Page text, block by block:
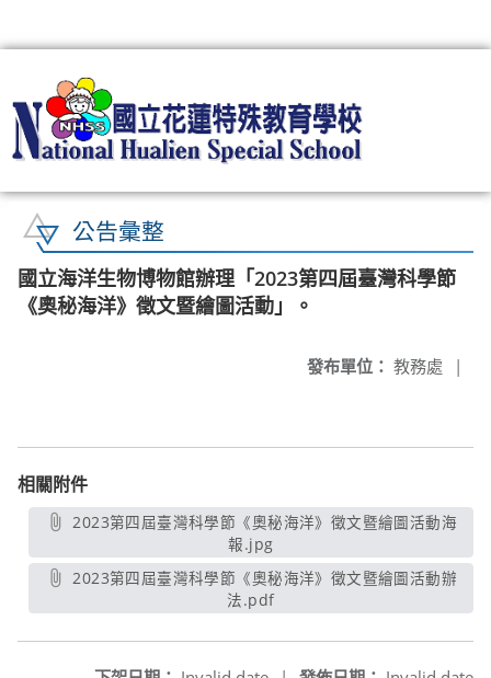
公告彙整
國立海洋生物博物館辦理「2023第四屆臺灣科學節
《奧秘海洋》徵文暨繪圖活動」。
發布單位： 教務處 |
相關附件
2023第四屆臺灣科學節《奧秘海洋》徵文暨繪圖活動海
報.jpg
2023第四屆臺灣科學節《奧秘海洋》徵文暨繪圖活動辦
法.pdf另開新視窗